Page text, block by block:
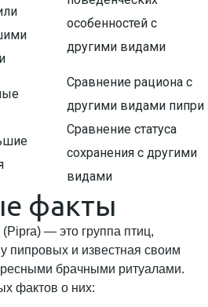
особенностей с
другими видами
Сравнение рациона с
другими видами пипри
Сравнение статуса
сохранения с другими
видами
факты
— это группа птиц,
пипровых и известная своим
брачными ритуалами.
фактов о них: